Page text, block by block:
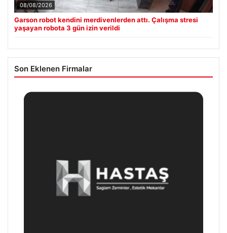
08/08/2026
Garson robot kendini merdivenlerden attı. Çalışma stresi
yaşayan robota 3 gün izin verildi
Son Eklenen Firmalar